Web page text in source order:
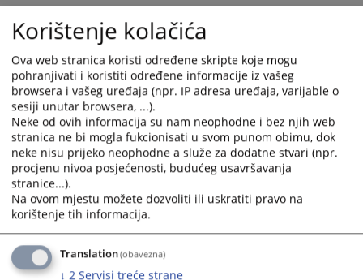
a
date.
Press
the
question
mark
key
to
get
the
keyboard
shortcuts
for
changing
dates.
a
date.
Press
the
question
mark
key
to
get
the
shortcuts
for
dates.
Korištenje kolačića
Ova web stranica koristi određene skripte koje mogu
pohranjivati i koristiti određene informacije iz vašeg
browsera i vašeg uređaja (npr. IP adresa uređaja, varijable o
sesiji unutar browsera, ...).
Neke od ovih informacija su nam neophodne i bez njih web
stranica ne bi mogla fukcionisati u svom punom obimu, dok
neke nisu prijeko neophodne a služe za dodatne stvari (npr.
procjenu nivoa posjećenosti, budućeg usavršavanja
stranice...).
Na ovom mjestu možete dozvoliti ili uskratiti pravo na
korištenje tih informacija.
Translation(obavezna)
↓ 2 Servisi treće strane